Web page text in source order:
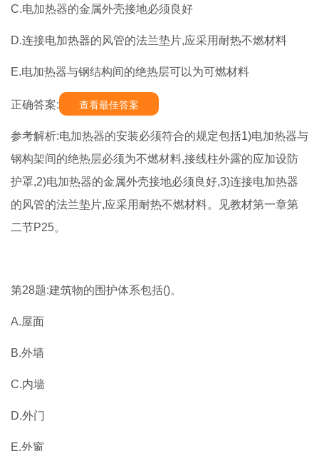
C.电加热器的金属外壳接地必须良好
D.连接电加热器的风管的法兰垫片,应采用耐热不燃材料
E.电加热器与钢结构间的绝热层可以为可燃材料
正确答案: 查看最佳答案
参考解析:电加热器的安装必须符合的规定包括1)电加热器与
钢构架间的绝热层必须为不燃材料,接线柱外露的应加设防
护罩,2)电加热器的金属外壳接地必须良好,3)连接电加热器
的风管的法兰垫片,应采用耐热不燃材料。见教材第一章第
二节P25。
第28题:建筑物的围护体系包括()。
A.屋面
B.外墙
C.内墙
D.外门
E.外窗